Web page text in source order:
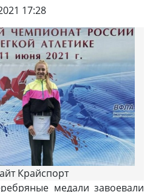
17:28
Крайспорт
медали завоевали